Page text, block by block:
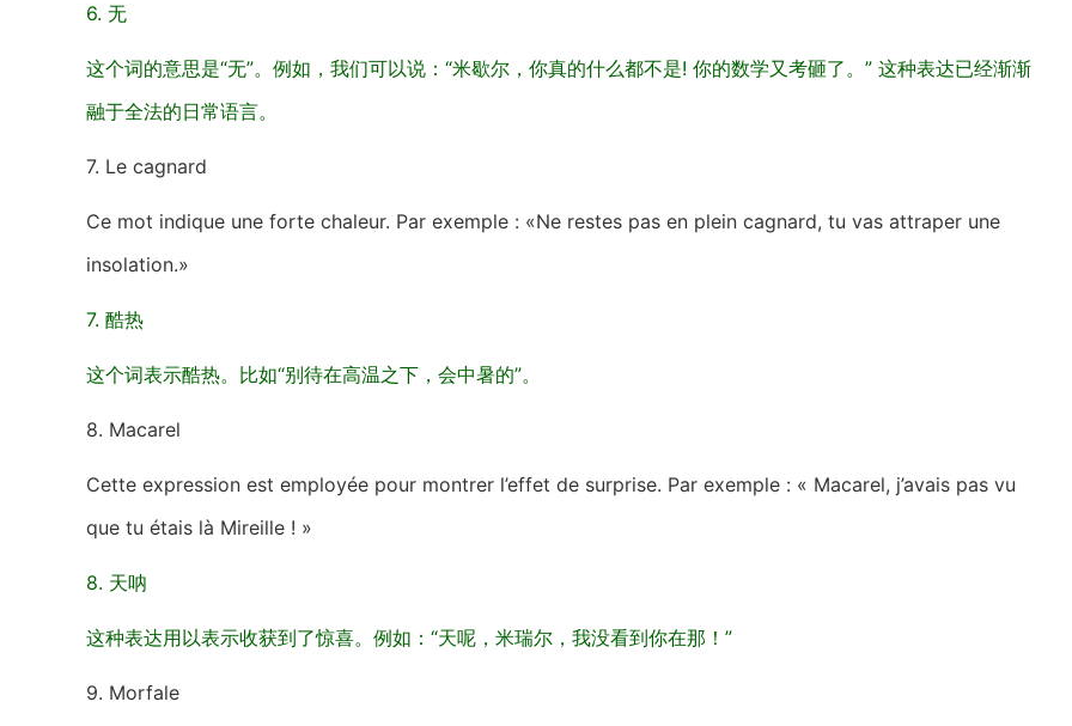
6. 无
这个词的意思是“无”。例如，我们可以说：“米歇尔，你真的什么都不是! 你的数学又考砸了。” 这种表达已经渐渐
融于全法的日常语言。
7. Le cagnard
Ce mot indique une forte chaleur. Par exemple : «Ne restes pas en plein cagnard, tu vas attraper une
insolation.»
7. 酷热
这个词表示酷热。比如“别待在高温之下，会中暑的”。
8. Macarel
Cette expression est employée pour montrer l’effet de surprise. Par exemple : « Macarel, j’avais pas vu
que tu étais là Mireille ! »
8. 天呐
这种表达用以表示收获到了惊喜。例如：“天呢，米瑞尔，我没看到你在那！”
9. Morfale